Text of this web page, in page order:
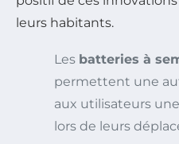
leurs habitants.
Les batteries à
permettent une
aux utilisateurs
lors de leurs